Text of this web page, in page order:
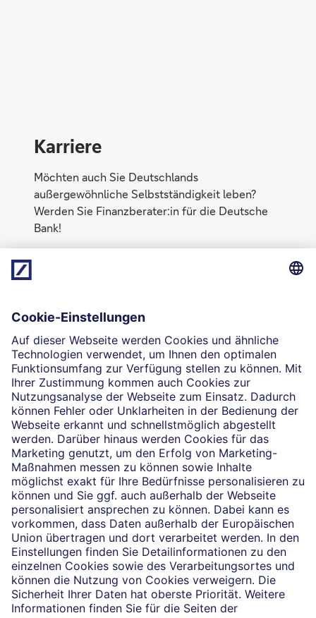
Thomas Plikat
Karriere
Möchten auch Sie Deutschlands
außergewöhnliche Selbstständigkeit leben?
Werden Sie Finanzberater:in für die Deutsche
Bank!
Die selbstständigen Finanzberater:innen beraten in
Finanzgeschäften, die sie für die Deutsche Bank AG
vermitteln dürfen. Das Einverständnis zu den dabei
vermittelten Verträgen sowie in diesem
Zusammenhang erforderliche Erklärungen werden
stets rechtsverbindlich nur durch die Deutsche Bank
AG oder durch die mit ihr kooperierenden
Produktpartner gegeben.
Impressum
Rechtliche Hinweise
Datenschutz
Cookie-Einstellungen